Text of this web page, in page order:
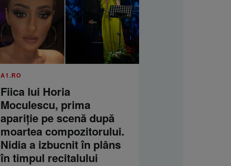
A1.RO
Fiica lui Horia
Moculescu, prima
apariție pe scenă după
moartea compozitorului.
Nidia a izbucnit în plâns
în timpul recitalului